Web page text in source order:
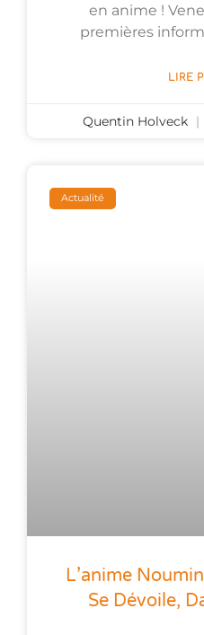
en anime !
premières
LIRE
Quentin Holveck
Actualité
L’anime
Se Dévoile,